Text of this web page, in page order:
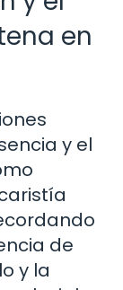
en
y el
de
y la